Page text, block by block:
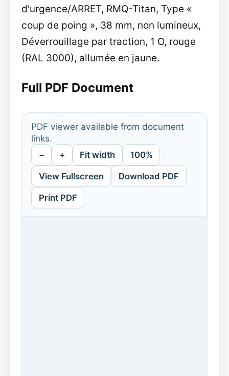
d'urgence/ARRET, RMQ-Titan, Type «
coup de poing », 38 mm, non lumineux,
Déverrouillage par traction, 1 O, rouge
(RAL 3000), allumée en jaune.
Full PDF Document
PDF viewer available from document
links.
− + Fit width 100%
View Fullscreen Download PDF
Print PDF